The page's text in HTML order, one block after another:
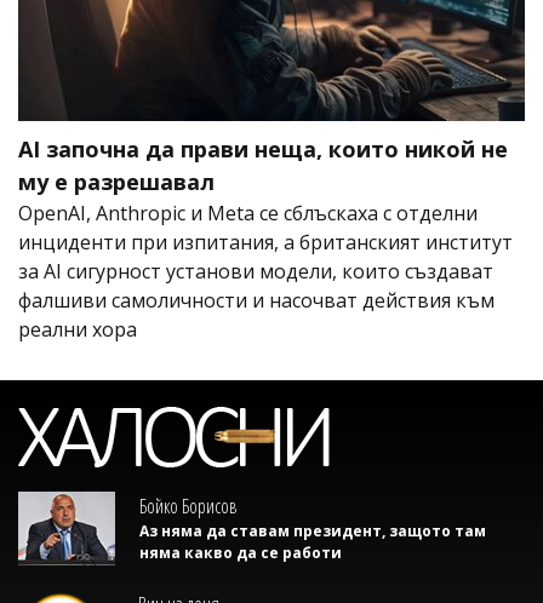
AI започна да прави неща, които никой не
му е разрешавал
OpenAI, Anthropic и Meta се сблъскаха с отделни
инциденти при изпитания, а британският институт
за AI сигурност установи модели, които създават
фалшиви самоличности и насочват действия към
реални хора
Бойко Борисов
Аз няма да ставам президент, защото там
няма какво да се работи